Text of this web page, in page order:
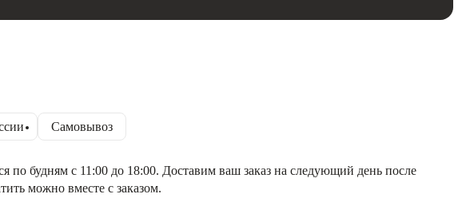
Самовывоз
по будням с 11:00 до 18:00. Доставим ваш заказ на следующий день после
можно вместе с заказом.